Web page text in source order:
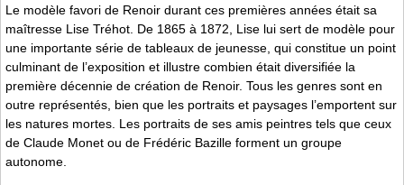
Le modèle favori de Renoir durant ces premières années était sa
maîtresse Lise Tréhot. De 1865 à 1872, Lise lui sert de modèle pour
une importante série de tableaux de jeunesse, qui constitue un point
culminant de l’exposition et illustre combien était diversifiée la
première décennie de création de Renoir. Tous les genres sont en
outre représentés, bien que les portraits et paysages l’emportent sur
les natures mortes. Les portraits de ses amis peintres tels que ceux
de Claude Monet ou de Frédéric Bazille forment un groupe
autonome.